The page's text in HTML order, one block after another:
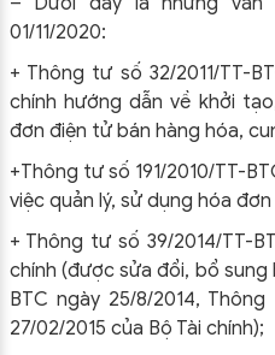
01/11/2020:
+ Thông tư số 32/2011/TT-
chính hướng dẫn về khởi
đơn điện tử bán hàng hóa,
+Thông tư số 191/2010/TT-
việc quản lý, sử dụng hóa
+ Thông tư số 39/2014/TT-
chính (được sửa đổi, bổ sung
BTC ngày 25/8/2014,
27/02/2015 của Bộ Tài chính);